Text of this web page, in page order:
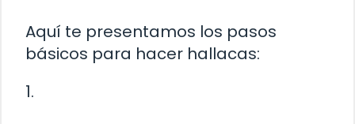
Aquí te presentamos los pasos
básicos para hacer hallacas:
1.